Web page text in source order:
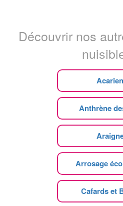
Découvrir nos
Anthrène
Arrosage
Cafards et